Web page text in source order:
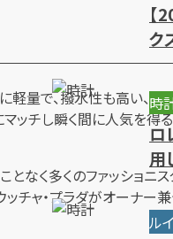
軽量で、撥水性も高い、高
チし瞬く間に人気を得る
なく多くのファッショニ
チャ・プラダがオーナー
【
ク
ラ
え
ル
時
ロ
用
人
ル
ル